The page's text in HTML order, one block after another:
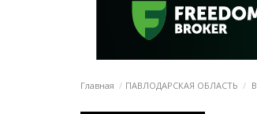
Главная ПАВЛОДАРСКАЯ ОБЛАСТЬ